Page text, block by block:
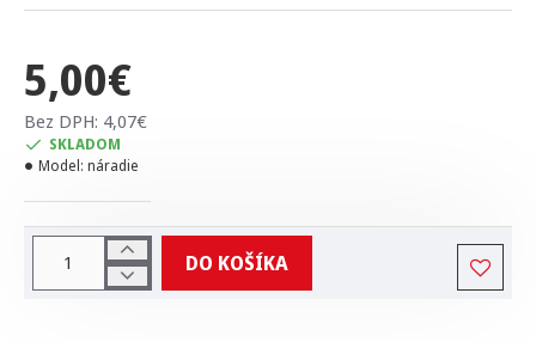
5,00€
Bez DPH: 4,07€
SKLADOM
Model: náradie
DO KOŠÍKA